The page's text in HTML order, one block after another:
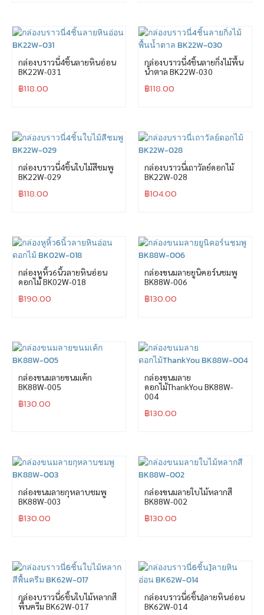
กล่องบราวนี่4ชิ้นลายหินอ่อน
BK22W-031
฿118.00
กล่องบราวนี่4ชิ้นลายกิ่งไม้พื้น
น้ำตาล BK22W-030
฿118.00
กล่องบราวนี่4ชิ้นใบไม้สีชมพู
BK22W-029
฿118.00
กล่องบราวนี่เถาวัลย์ดอกไม้
BK22W-028
฿104.00
กล่องหูหิ้ว6นิ้วลายหินอ่อน
ดอกไม้ BK02W-018
฿190.00
กล่องขนมลายยูนิคอร์นชมพู
BK88W-006
฿130.00
กล่องขนมลายขนมเค้ก
BK88W-005
฿130.00
กล่องขนมลาย
ดอกไม้ThankYou BK88W-
004
฿130.00
กล่องขนมลายกุหลาบชมพู
BK88W-003
฿130.00
กล่องขนมลายใบไม้หลากสี
BK88W-002
฿130.00
กล่องบราวนี่6ชิ้นใบไม้หลากสี
พื้นครีม BK62W-017
กล่องบราวนี่6ชิ้น]ลายหินอ่อน
BK62W-014